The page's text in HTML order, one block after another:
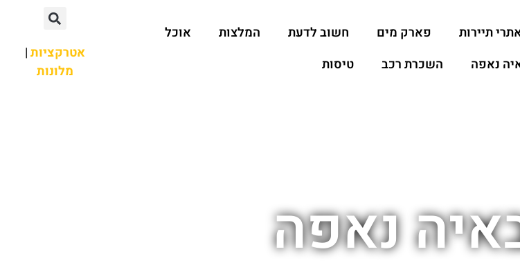
תיירות פארק מים חשוב לדעת המלצות
אוכל
נאפה
השכרת רכב טיסות
אטרקציות|
מלונות
נאפה